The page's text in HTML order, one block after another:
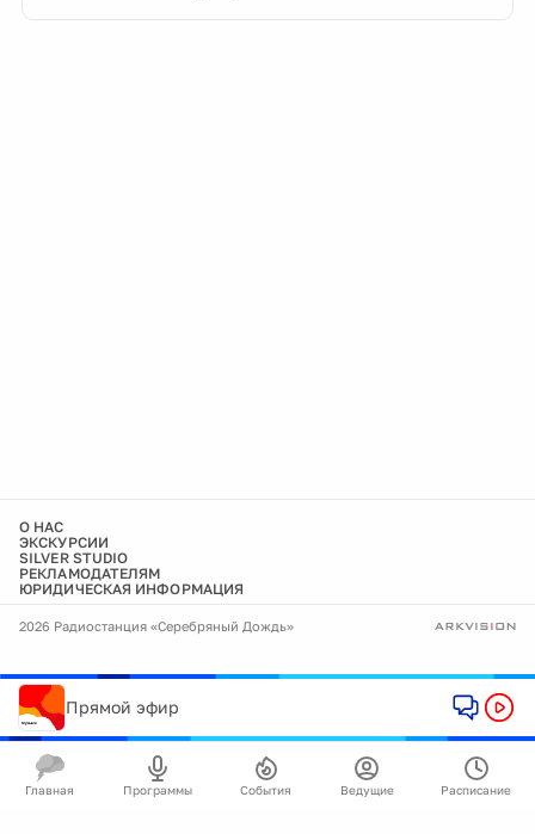
О НАС
ЭКСКУРСИИ
SILVER STUDIO
РЕКЛАМОДАТЕЛЯМ
ЮРИДИЧЕСКАЯ ИНФОРМАЦИЯ
2026 Радиостанция «Серебряный Дождь»
Прямой эфир
Главная Программы События Ведущие Расписание